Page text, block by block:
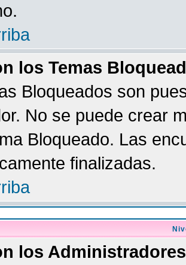
los Temas
Bloqueados son
No se puede crear
Bloqueado. Las
finalizadas.
los